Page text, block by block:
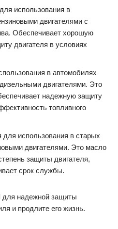
использования в
двигателями с
Обеспечивает хорошую
двигателя в условиях
в автомобилях
двигателями. Это
надежную защиту
топливного
использования в старых
двигателями. Это масло
защиты двигателя,
срок службы.
для надежной защиты
и продлите его жизнь.